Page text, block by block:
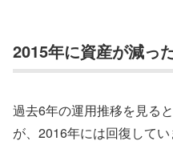
2015年に資産が減っ
過去6年の運用推移を見る
が、2016年には回復して